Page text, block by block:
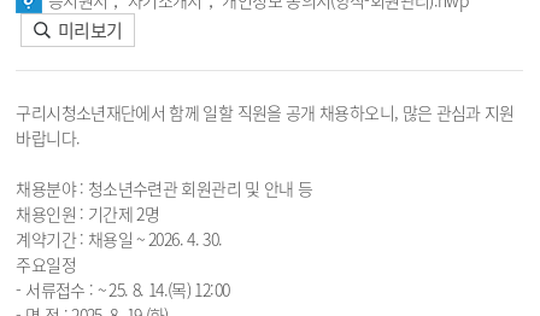
미리보기
구리시청소년재단에서 함께 일할 직원을 공개 채용하오니, 많은 관심과 지원
바랍니다.
채용분야 : 청소년수련관 회원관리 및 안내 등
채용인원 : 기간제 2명
계약기간 : 채용일 ~ 2026. 4. 30.
주요일정
- 서류접수 : ~ 25. 8. 14.(목) 12:00